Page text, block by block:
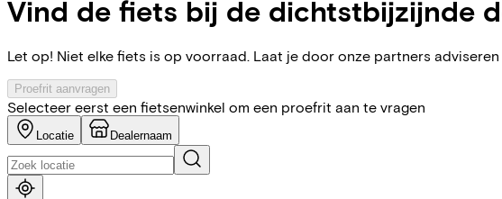
Vind de fiets bij de dichtstbijzijnde
Let op! Niet elke fiets is op voorraad. Laat je door onze partners
Proefrit aanvragen
Selecteer eerst een fietsenwinkel om een proefrit aan te vragen
Locatie Dealernaam